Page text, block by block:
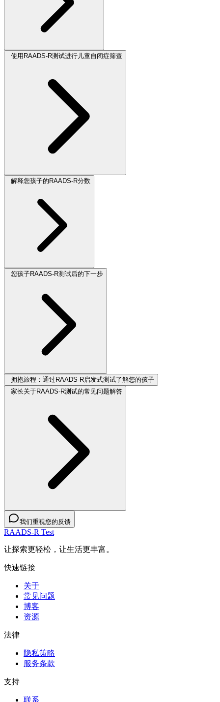
使用RAADS-R测试进行儿童自闭症筛查
解释您孩子的RAADS-R分数
您孩子RAADS-R测试后的下一步
拥抱旅程：通过RAADS-R启发式测试了解您的孩子
家长关于RAADS-R测试的常见问题解答
我们重视您的反馈
RAADS-R Test
让探索更轻松，让生活更丰富。
快速链接
关于
常见问题
博客
资源
法律
隐私策略
服务条款
支持
联系